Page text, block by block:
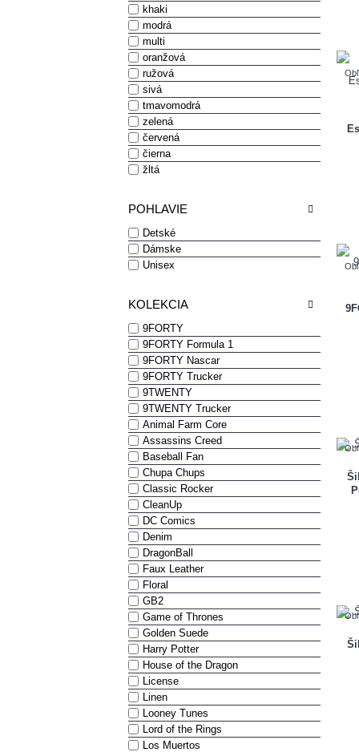
khaki
modrá
multi
oranžová
ružová
sivá
tmavomodrá
zelená
červená
čierna
žltá
POHLAVIE
Detské
Dámske
Unisex
KOLEKCIA
9FORTY
9FORTY Formula 1
9FORTY Nascar
9FORTY Trucker
9TWENTY
9TWENTY Trucker
Animal Farm Core
Assassins Creed
Baseball Fan
Chupa Chups
Classic Rocker
CleanUp
DC Comics
Denim
DragonBall
Faux Leather
Floral
GB2
Game of Thrones
Golden Suede
Harry Potter
House of the Dragon
License
Linen
Looney Tunes
Lord of the Rings
Los Muertos